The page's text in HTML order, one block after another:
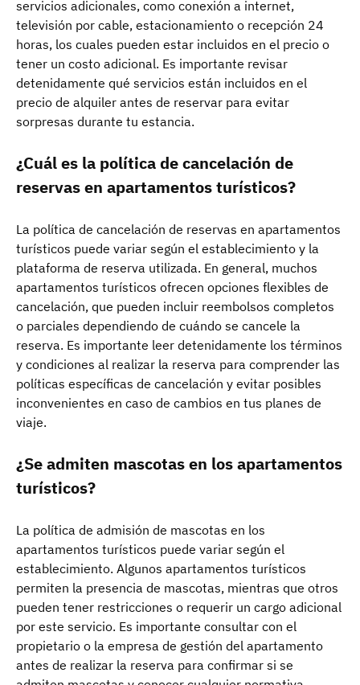
servicios adicionales, como conexión a internet,
televisión por cable, estacionamiento o recepción 24
horas, los cuales pueden estar incluidos en el precio o
tener un costo adicional. Es importante revisar
detenidamente qué servicios están incluidos en el
precio de alquiler antes de reservar para evitar
sorpresas durante tu estancia.
¿Cuál es la política de cancelación de
reservas en apartamentos turísticos?
La política de cancelación de reservas en apartamentos
turísticos puede variar según el establecimiento y la
plataforma de reserva utilizada. En general, muchos
apartamentos turísticos ofrecen opciones flexibles de
cancelación, que pueden incluir reembolsos completos
o parciales dependiendo de cuándo se cancele la
reserva. Es importante leer detenidamente los términos
y condiciones al realizar la reserva para comprender las
políticas específicas de cancelación y evitar posibles
inconvenientes en caso de cambios en tus planes de
viaje.
¿Se admiten mascotas en los apartamentos
turísticos?
La política de admisión de mascotas en los
apartamentos turísticos puede variar según el
establecimiento. Algunos apartamentos turísticos
permiten la presencia de mascotas, mientras que otros
pueden tener restricciones o requerir un cargo adicional
por este servicio. Es importante consultar con el
propietario o la empresa de gestión del apartamento
antes de realizar la reserva para confirmar si se